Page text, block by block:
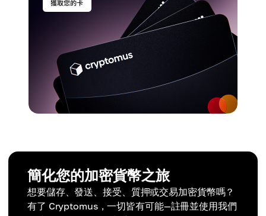
簡化您的加密貨幣之旅
想要儲存、發送、接受、質押或交易加密貨幣嗎？
有了 Cryptomus，一切皆有可能—註冊並使用我們